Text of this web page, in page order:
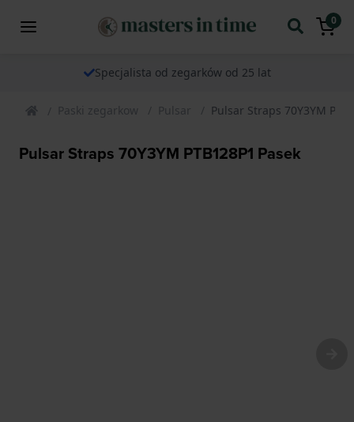
0
Specjalista od zegarków od 25 lat
Paski zegarkow Pulsar Pulsar Straps 70Y3YM
Pulsar Straps 70Y3YM PTB128P1 Pasek